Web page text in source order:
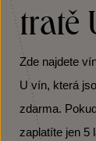
tratě
Zde najdete
U vín, která
zdarma.
zaplatíte jen 5